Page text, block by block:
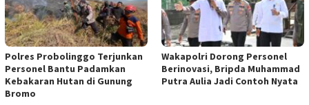
Polres Probolinggo Terjunkan
Personel Bantu Padamkan
Kebakaran Hutan di Gunung
Bromo
Wakapolri Dorong Personel
Berinovasi, Bripda Muhammad
Putra Aulia Jadi Contoh Nyata